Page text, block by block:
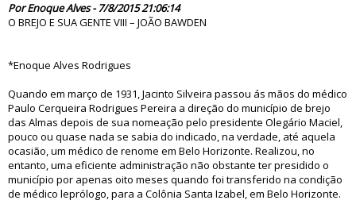
Por Enoque Alves - 7/8/2015 21:06:14
O BREJO E SUA GENTE VIII – JOÃO BAWDEN
*Enoque Alves Rodrigues
Quando em março de 1931, Jacinto Silveira passou ás mãos do médico
Paulo Cerqueira Rodrigues Pereira a direção do município de brejo
das Almas depois de sua nomeação pelo presidente Olegário Maciel,
pouco ou quase nada se sabia do indicado, na verdade, até aquela
ocasião, um médico de renome em Belo Horizonte. Realizou, no
entanto, uma eficiente administração não obstante ter presidido o
município por apenas oito meses quando foi transferido na condição
de médico leprólogo, para a Colônia Santa Izabel, em Belo Horizonte.